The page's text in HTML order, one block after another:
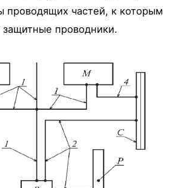
проводящих частей, к которым
проводники.